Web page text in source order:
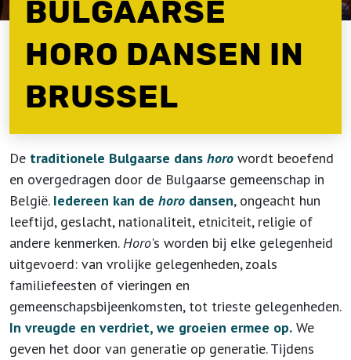
BULGAARSE
HORO DANSEN IN
BRUSSEL
De traditionele Bulgaarse dans horo wordt beoefend
en overgedragen door de Bulgaarse gemeenschap in
België. Iedereen kan de horo dansen, ongeacht hun
leeftijd, geslacht, nationaliteit, etniciteit, religie of
andere kenmerken.Horo's worden bij elke gelegenheid
uitgevoerd: van vrolijke gelegenheden, zoals
familiefeesten of vieringen en
gemeenschapsbijeenkomsten, tot trieste gelegenheden.
In vreugde en verdriet, we groeien ermee op. We
geven het door van generatie op generatie. Tijdens